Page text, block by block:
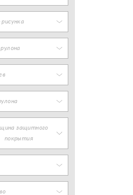
защитного
покрытия